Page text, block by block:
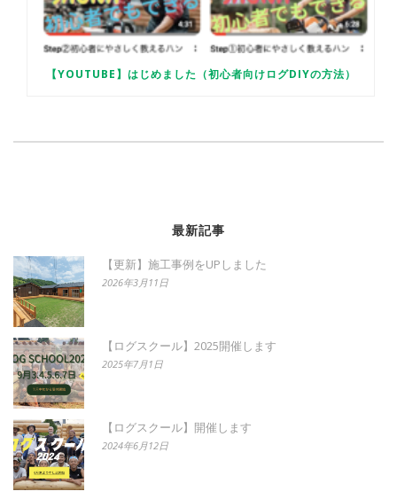
【YOUTUBE】はじめました（初心者向けログDIYの方法）
最新記事
【更新】施工事例をUPしました
2026年3月11日
【ログスクール】2025開催します
2025年7月1日
【ログスクール】開催します
2024年6月12日